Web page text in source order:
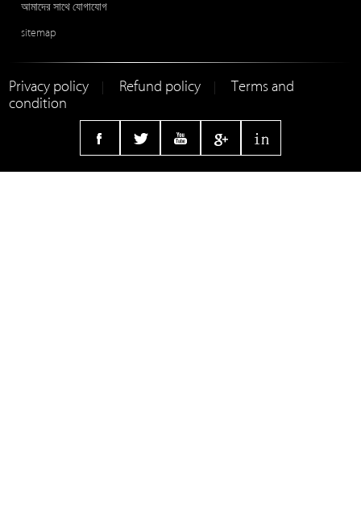
আমাদের সাথে যোগাযোগ
sitemap
Privacy policy Refund policy
Terms and
condition